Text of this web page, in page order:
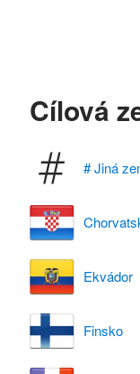
Cílová
# Jiná
Ekvádor
Finsko